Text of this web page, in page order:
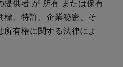
提供者 が 所有 または保有
標、特許、企業秘密、そ
有権に関する法律によ